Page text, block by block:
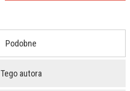
Podobne
Tego autora